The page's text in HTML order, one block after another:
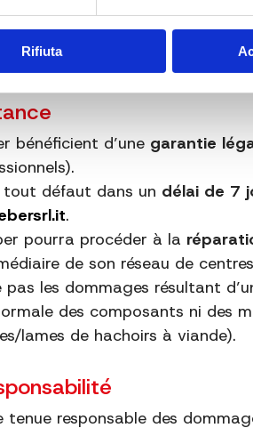
Rifiuta
de leuremballage
à la charge du client.
effectué dans un
délai de 14
bénéficient d’une garantie
défaut dans un délai de 7
.
pourra procéder à la
de son réseau de
les dommages résultant
des composants ni des
lames de hachoirs à viande).
responsable des